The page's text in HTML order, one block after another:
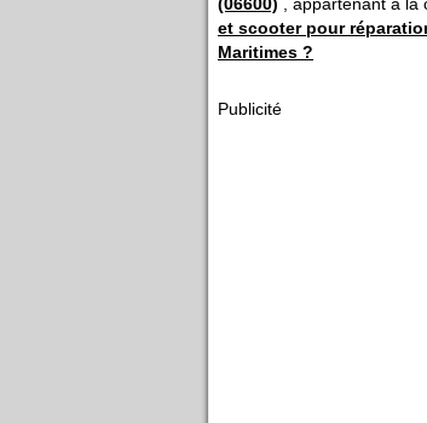
et scooter pour
Maritimes ?
Publicité